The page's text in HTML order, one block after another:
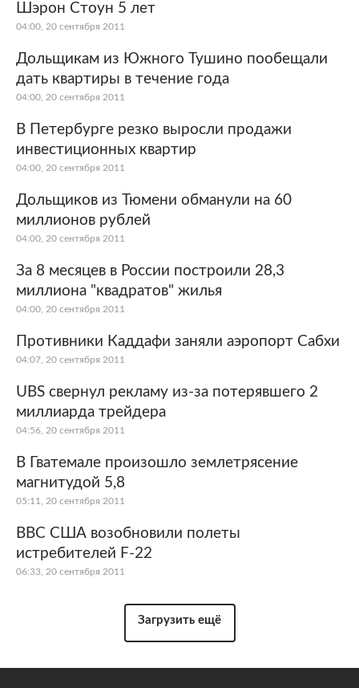
Шэрон Стоун 5 лет
04:00, 20 сентября 2011
Дольщикам из Южного Тушино пообещали
дать квартиры в течение года
04:00, 20 сентября 2011
В Петербурге резко выросли продажи
инвестиционных квартир
04:00, 20 сентября 2011
Дольщиков из Тюмени обманули на 60
миллионов рублей
04:00, 20 сентября 2011
За 8 месяцев в России построили 28,3
миллиона "квадратов" жилья
04:00, 20 сентября 2011
Противники Каддафи заняли аэропорт Сабхи
04:07, 20 сентября 2011
UBS свернул рекламу из-за потерявшего 2
миллиарда трейдера
04:56, 20 сентября 2011
В Гватемале произошло землетрясение
магнитудой 5,8
05:11, 20 сентября 2011
ВВС США возобновили полеты
истребителей F-22
06:33, 20 сентября 2011
Загрузить ещё